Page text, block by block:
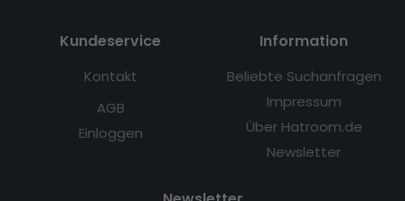
Kundeservice
Kontakt
AGB
Einloggen
Information
Beliebte Suchanfragen
Impressum
Über Hatroom.de
Newsletter